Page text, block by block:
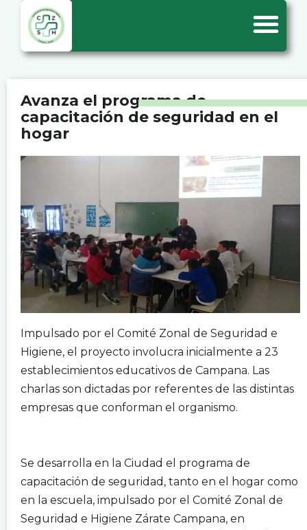
Avanza el programa de
capacitación de seguridad en el
hogar
Impulsado por el Comité Zonal de Seguridad e
Higiene, el proyecto involucra inicialmente a 23
establecimientos educativos de Campana. Las
charlas son dictadas por referentes de las distintas
empresas que conforman el organismo.
Se desarrolla en la Ciudad el programa de
capacitación de seguridad, tanto en el hogar como
en la escuela, impulsado por el Comité Zonal de
Seguridad e Higiene Zárate Campana, en